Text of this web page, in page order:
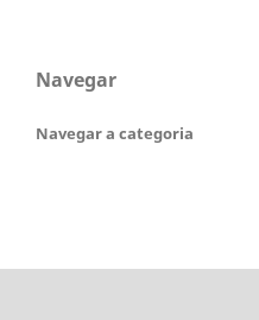
Navegar
Navegar a categoria